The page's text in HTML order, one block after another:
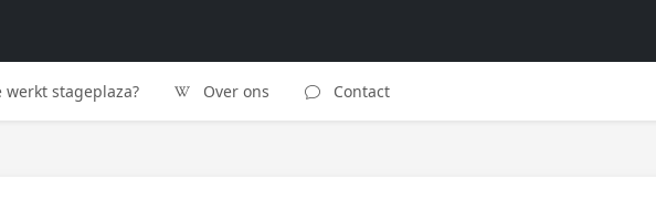
werkt stageplaza? Over ons Contact